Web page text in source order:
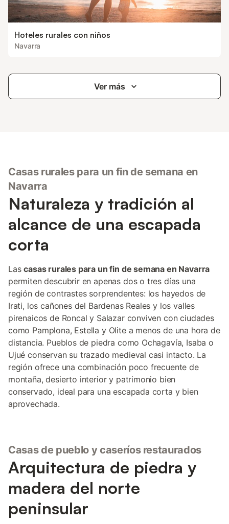
Hoteles rurales con niños
Navarra
Ver más
Casas rurales para un fin de semana en
Navarra
Naturaleza y tradición al
alcance de una escapada
corta
Lascasas rurales para un fin de semana en Navarra
permiten descubrir en apenas dos o tres días una
región de contrastes sorprendentes: los hayedos de
Irati, los cañones del Bardenas Reales y los valles
pirenaicos de Roncal y Salazar conviven con ciudades
como Pamplona, Estella y Olite a menos de una hora de
distancia. Pueblos de piedra como Ochagavía, Isaba o
Ujué conservan su trazado medieval casi intacto. La
región ofrece una combinación poco frecuente de
montaña, desierto interior y patrimonio bien
conservado, ideal para una escapada corta y bien
aprovechada.
Casas de pueblo y caseríos restaurados
Arquitectura de piedra y
madera del norte
peninsular